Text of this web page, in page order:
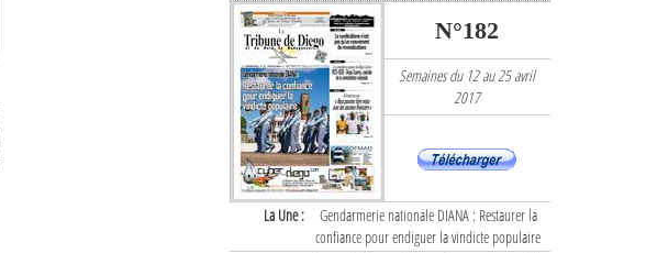
N°182
Semaines du 12 au 25 avril
2017
La Une :
Gendarmerie nationale DIANA : Restaurer la
confiance pour endiguer la vindicte populaire